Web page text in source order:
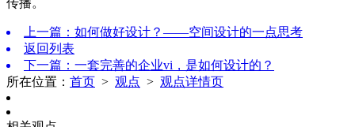
上一篇：如何做好设计？——空间设计的一点思考
返回列表
下一篇：一套完善的企业vi，是如何设计的？
所在位置： 首页 > 观点 > 观点详情页